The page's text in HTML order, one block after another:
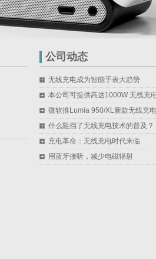
公司动态
无线充电成为智能手表大趋势
本公司可提供高达1000W 无线充
微软推Lumia 950/XL新款无线充
什么阻挡了无线充电技术的普及？
充电革命：无线充电时代来临
用蓝牙接听，减少电磁辐射